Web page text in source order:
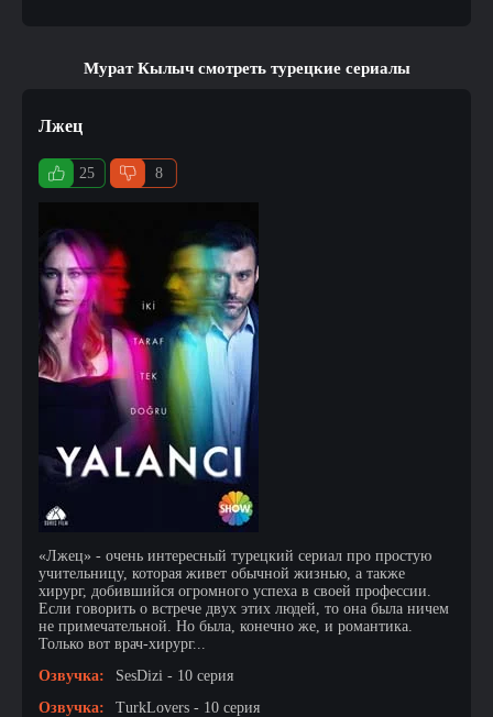
Мурат Кылыч смотреть турецкие сериалы
Лжец
25 8
«Лжец» - очень интересный турецкий сериал про простую
учительницу, которая живет обычной жизнью, а также
хирург, добившийся огромного успеха в своей профессии.
Если говорить о встрече двух этих людей, то она была ничем
не примечательной. Но была, конечно же, и романтика.
Только вот врач-хирург...
Озвучка:
SesDizi - 10 серия
Озвучка:
TurkLovers - 10 серия